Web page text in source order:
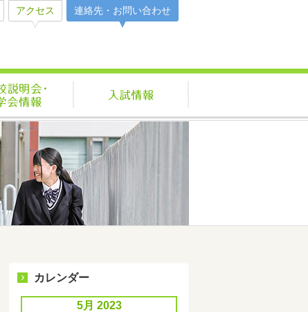
アクセス 連絡先・お問い合わせ
学校説明会・見学会情報
カレンダー
5月 2023